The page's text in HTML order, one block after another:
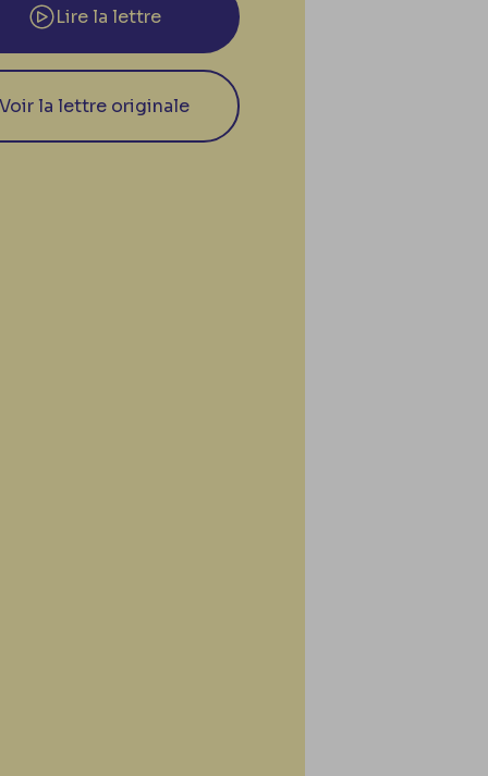
Lire la lettre
Voir la lettre originale